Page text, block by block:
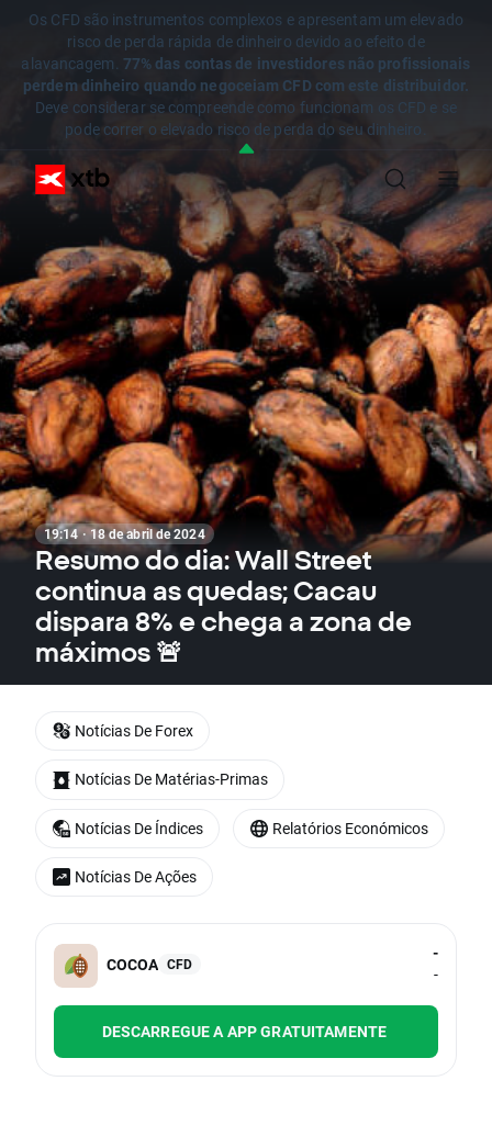
Os CFD são instrumentos complexos e apresentam um elevado
risco de perda rápida de dinheiro devido ao efeito de
alavancagem. 77% das contas de investidores não profissionais
perdem dinheiro quando negoceiam CFD com este distribuidor.
Deve considerar se compreende como funcionam os CFD e se
pode correr o elevado risco de perda do seu dinheiro.
19:14 · 18 de abril de 2024
Resumo do dia: Wall Street
continua as quedas; Cacau
dispara 8% e chega a zona de
máximos 🚨
COCOA CFD
-
-
DESCARREGUE A APP GRATUITAMENTE
Notícias De Forex
Notícias De Matérias-Primas
Notícias De Índices Relatórios Económicos
Notícias De Ações